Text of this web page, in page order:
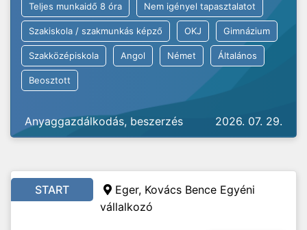
Teljes munkaidő 8 óra Nem igényel tapasztalatot
Szakiskola / szakmunkás képző OKJ Gimnázium
Szakközépiskola Angol Német Általános
Beosztott
Anyaggazdálkodás, beszerzés 2026. 07. 29.
START
Eger, Kovács Bence Egyéni
vállalkozó